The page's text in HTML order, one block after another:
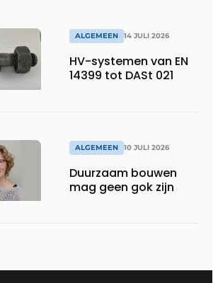
ALGEMEEN 14 JULI 2026
HV-systemen van EN
14399 tot DASt 021
ALGEMEEN 10 JULI 2026
Duurzaam bouwen
mag geen gok zijn